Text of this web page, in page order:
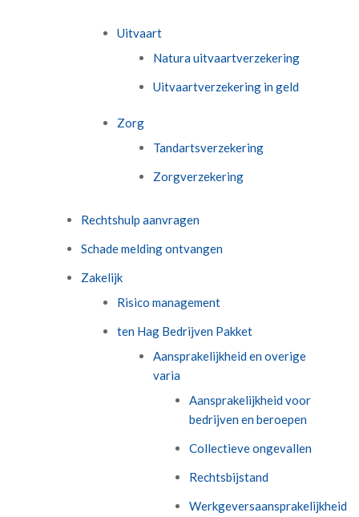
Uitvaart
Natura uitvaartverzekering
Uitvaartverzekering in geld
Zorg
Tandartsverzekering
Zorgverzekering
Rechtshulp aanvragen
Schade melding ontvangen
Zakelijk
Risico management
ten Hag Bedrijven Pakket
Aansprakelijkheid en overige
varia
Aansprakelijkheid voor
bedrijven en beroepen
Collectieve ongevallen
Rechtsbijstand
Werkgeversaansprakelijkheid